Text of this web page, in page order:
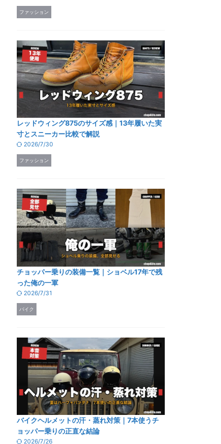
ファッション
レッドウィング875のサイズ感｜13年履いた実
寸とスニーカー比較で解説
2026/7/30
ファッション
チョッパー乗りの装備一覧｜ショベル17年で残
った俺の一軍
2026/7/31
バイク
バイクヘルメットの汗・蒸れ対策｜7本使うチ
ョッパー乗りの正直な結論
2026/7/26